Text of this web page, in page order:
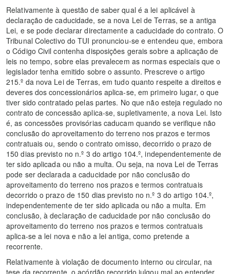
Relativamente à questão de saber qual é a lei aplicável à
declaração de caducidade, se a nova Lei de Terras, se a antiga
Lei, e se pode declarar directamente a caducidade do contrato. O
Tribunal Colectivo do TUI pronunciou-se e entendeu que, embora
o Código Civil contenha disposições gerais sobre a aplicação de
leis no tempo, sobre elas prevalecem as normas especiais que o
legislador tenha emitido sobre o assunto. Prescreve o artigo
215.º da nova Lei de Terras, em tudo quanto respeite a direitos e
deveres dos concessionários aplica-se, em primeiro lugar, o que
tiver sido contratado pelas partes. No que não esteja regulado no
contrato de concessão aplica-se, supletivamente, a nova Lei. Isto
é, as concessões provisórias caducam quando se verifique não
conclusão do aproveitamento do terreno nos prazos e termos
contratuais ou, sendo o contrato omisso, decorrido o prazo de
150 dias previsto no n.º 3 do artigo 104.º, independentemente de
ter sido aplicada ou não a multa. Ou seja, na nova Lei de Terras
pode ser declarada a caducidade por não conclusão do
aproveitamento do terreno nos prazos e termos contratuais
decorrido o prazo de 150 dias previsto no n.º 3 do artigo 104.º,
independentemente de ter sido aplicada ou não a multa. Em
conclusão, à declaração de caducidade por não conclusão do
aproveitamento do terreno nos prazos e termos contratuais
aplica-se a lei nova e não a lei antiga, como pretende a
recorrente.
Relativamente à violação de documento interno ou circular, na
tese da recorrente, o acórdão recorrido julgou mal ao entender